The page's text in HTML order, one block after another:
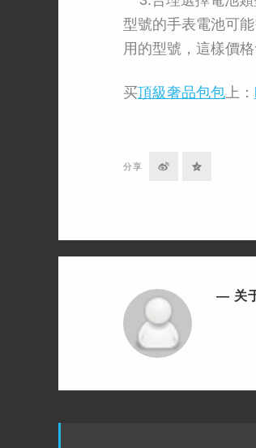
型號的手表電池可
用的型號，這樣價格
买頂級奢品包包上：
分享 分
微
分
QQ
关